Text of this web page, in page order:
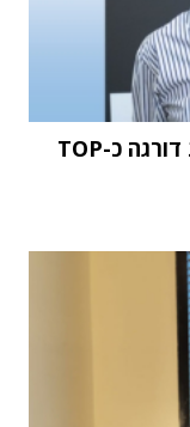
מחקר STKI השנתי: וואן טכנולוגיות דורגה כ-TOP